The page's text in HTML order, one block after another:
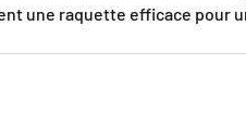
une raquette efficace pour